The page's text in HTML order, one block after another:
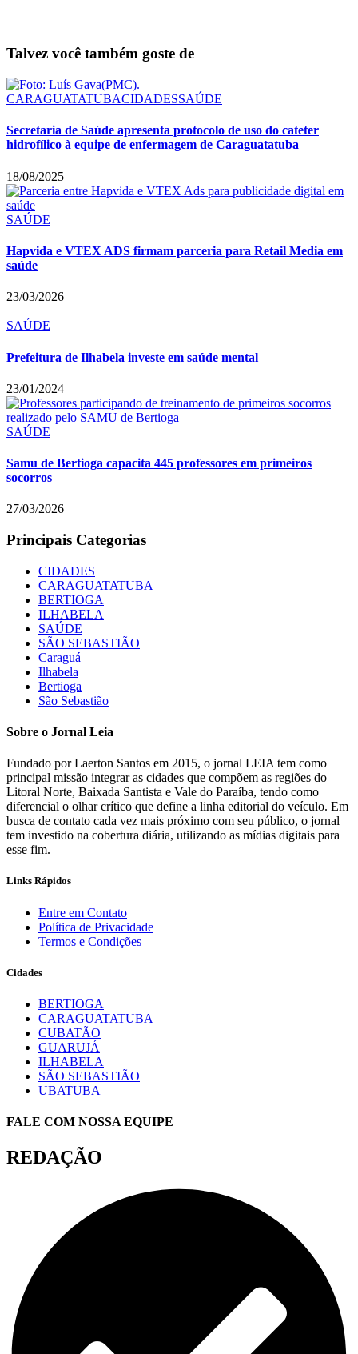
Talvez você também goste de
CARAGUATATUBACIDADESSAÚDE
Secretaria de Saúde apresenta protocolo de uso do cateter
hidrofílico à equipe de enfermagem de Caraguatatuba
18/08/2025
SAÚDE
Hapvida e VTEX ADS firmam parceria para Retail Media em
saúde
23/03/2026
SAÚDE
Prefeitura de Ilhabela investe em saúde mental
23/01/2024
SAÚDE
Samu de Bertioga capacita 445 professores em primeiros
socorros
27/03/2026
Principais Categorias
CIDADES
CARAGUATATUBA
BERTIOGA
ILHABELA
SAÚDE
SÃO SEBASTIÃO
Caraguá
Ilhabela
Bertioga
São Sebastião
Sobre o Jornal Leia
Fundado por Laerton Santos em 2015, o jornal LEIA tem como
principal missão integrar as cidades que compõem as regiões do
Litoral Norte, Baixada Santista e Vale do Paraíba, tendo como
diferencial o olhar crítico que define a linha editorial do veículo. Em
busca de contato cada vez mais próximo com seu público, o jornal
tem investido na cobertura diária, utilizando as mídias digitais para
esse fim.
Links Rápidos
Entre em Contato
Política de Privacidade
Termos e Condições
Cidades
BERTIOGA
CARAGUATATUBA
CUBATÃO
GUARUJÁ
ILHABELA
SÃO SEBASTIÃO
UBATUBA
FALE COM NOSSA EQUIPE
REDAÇÃO